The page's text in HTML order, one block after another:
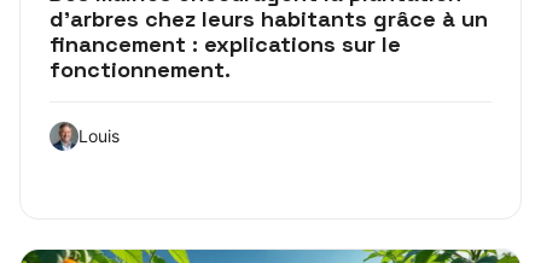
d’arbres chez leurs habitants grâce à un
financement : explications sur le
fonctionnement.
Louis